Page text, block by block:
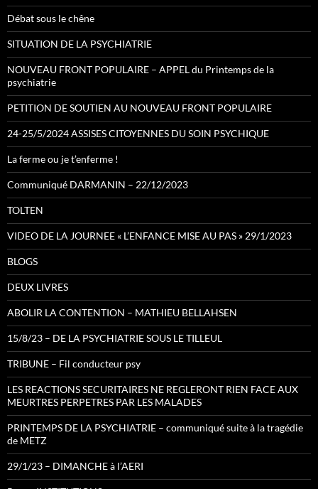
Débat sous le chêne
SITUATION DE LA PSYCHIATRIE
NOUVEAU FRONT POPULAIRE – APPEL du Printemps de la
psychiatrie
PETITION DE SOUTIEN AU NOUVEAU FRONT POPULAIRE
24-25/5/2024 ASSISES CITOYENNES DU SOIN PSYCHIQUE
La ferme ou je t’enferme !
Communiqué DARMANIN – 22/12/2023
TOLTEN
VIDEO DE LA JOURNEE « L’ENFANCE MISE AU PAS » 29/1/2023
BLOGS
DEUX LIVRES
ABOLIR LA CONTENTION – MATHIEU BELLAHSEN
15/8/23 – DE LA PSYCHIATRIE SOUS LE TILLEUL
TRIBUNE – Fil conducteur psy
LES REACTIONS SECURITAIRES NE REGLERONT RIEN FACE AUX
MEURTRES PERPETRES PAR LES MALADES
PRINTEMPS DE LA PSYCHIATRIE – communiqué suite à la tragédie
de METZ
29/1/23 – DIMANCHE à l’AERI